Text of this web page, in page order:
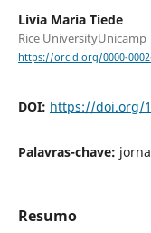
Livia Maria Tiede
Rice UniversityUnicamp
https://orcid.org/0000-
DOI: https://doi.org/
Palavras-chave:
Resumo